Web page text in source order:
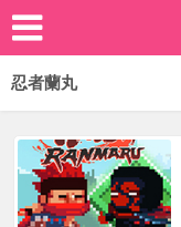
忍者蘭丸